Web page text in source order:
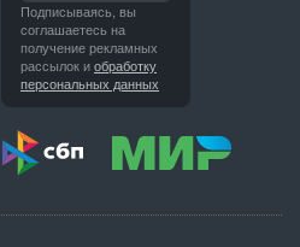
Подписываясь, вы
соглашаетесь на
получение рекламных
рассылок иобработку
персональных данных